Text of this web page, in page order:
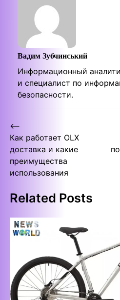
Вадим Зубчинський
Информационный
и специалист по
безопасности.
Post
navigation
⟵
Как работает OLX
доставка и какие
преимущества
использования
Related Posts